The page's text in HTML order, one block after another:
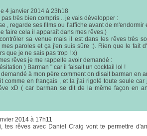
4 janvier 2014 à 23h18
pas très bien compris .. je vais développer :
, regarde ses films ou l'affiche avant de m'endormir
faire cela il apparaît dans mes rêves.)
sa venue mais il est dans les rêves très
paroles et ça j'en suis sûre :). Rien que le fait
que je ne sais pas trop ! x)
rêves je me rappelle avoir demandé :
) Barman " car il faisait un cocktail lol !
à mon père comment on disait barman en
comme en français , et la j'ai rigolé toute seule car
xD ( car barman se dit de la même façon en
2014 à 17h11
tes rêves avec Daniel Craig vont te permettre